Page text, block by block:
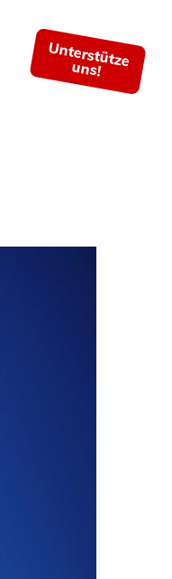
Unterstütze
uns!